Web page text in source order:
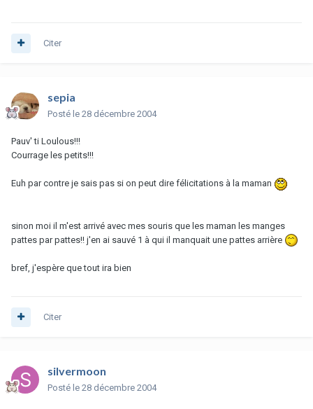
Citer
sepia
Posté le 28 décembre 2004
Pauv' ti Loulous!!!
Courrage les petits!!!
Euh par contre je sais pas si on peut dire félicitations à la maman
sinon moi il m'est arrivé avec mes souris que les maman les manges
pattes par pattes!! j'en ai sauvé 1 à qui il manquait une pattes arrière
bref, j'espère que tout ira bien
Citer
silvermoon
Posté le 28 décembre 2004